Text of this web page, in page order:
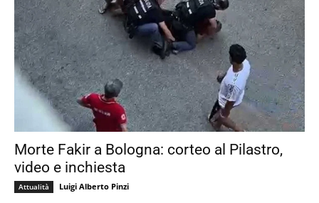
Morte Fakir a Bologna: corteo al Pilastro,
video e inchiesta
Attualità Luigi Alberto Pinzi